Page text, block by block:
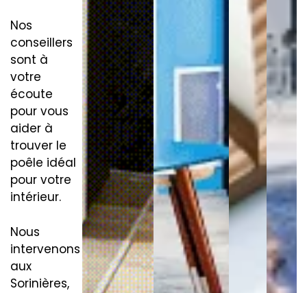
Nos
conseillers
sont à
votre
écoute
pour vous
aider à
trouver le
poêle idéal
pour votre
intérieur.
Nous
intervenons
aux
Sorinières,